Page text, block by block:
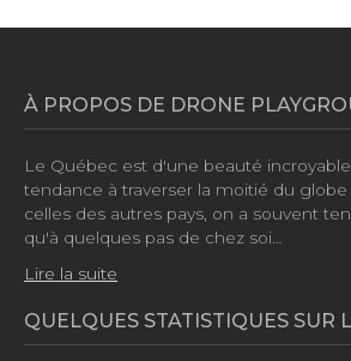
À PROPOS DE DRONE
Le Québec est d'une beauté
tendance à traverser la moitié du
celles des autres pays, on a souvent
qu'à quelques pas de chez soi…
Lire la suite
QUELQUES STATISTIQUES SUR